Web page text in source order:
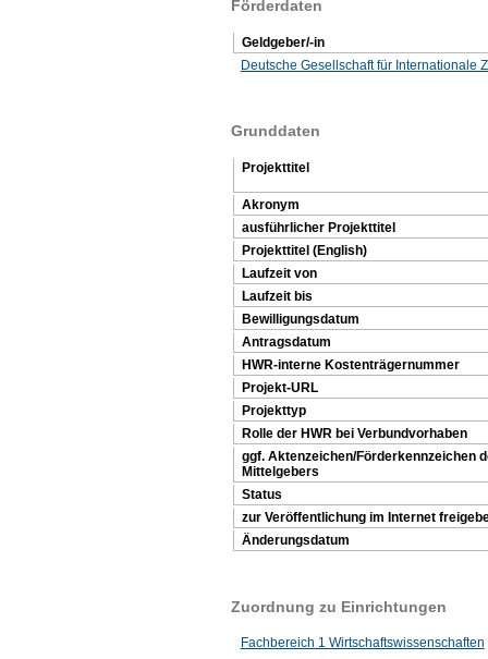
Förderdaten
Geldgeber/-in
Deutsche Gesellschaft für Internationale
Grunddaten
Projekttitel
Akronym
ausführlicher Projekttitel
Projekttitel (English)
Laufzeit von
Laufzeit bis
Bewilligungsdatum
Antragsdatum
HWR-interne Kostenträgernummer
Projekt-URL
Projekttyp
Rolle der HWR bei Verbundvorhaben
ggf. Aktenzeichen/Förderkennzeichen
Mittelgebers
Status
zur Veröffentlichung im Internet
Änderungsdatum
Zuordnung zu Einrichtungen
Fachbereich 1 Wirtschaftswissenschaften